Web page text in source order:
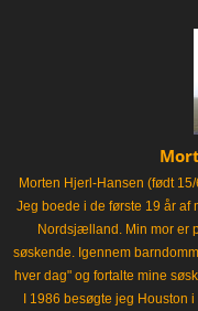
Morten Hjerl-Hansen (født
Jeg boede i de første 19 år af
Nordsjælland. Min mor er
søskende. Igennem
hver dag" og fortalte mine
I 1986 besøgte jeg Houston